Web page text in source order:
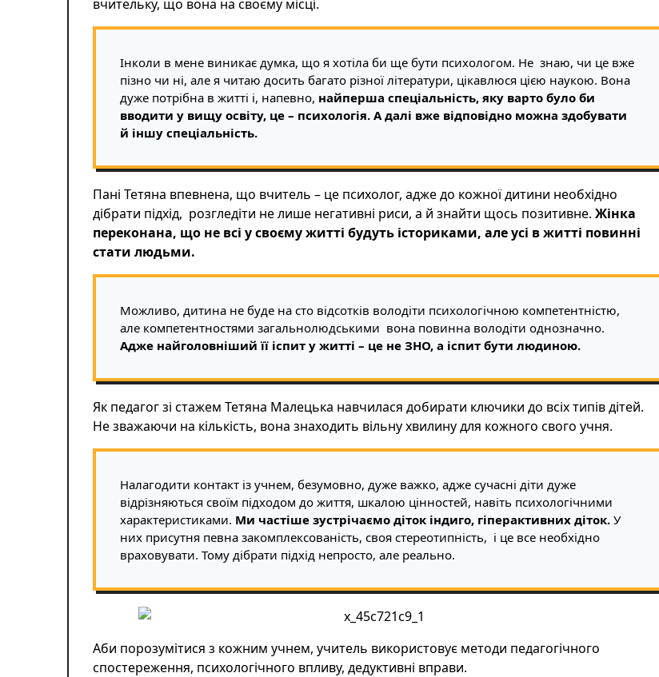
вчительку, що вона на своєму місці.
Інколи в мене виникає думка, що я хотіла би ще бути психологом. Не знаю, чи це вже
пізно чи ні, але я читаю досить багато різної літератури, цікавлюся цією наукою. Вона
дуже потрібна в житті і, напевно, найперша спеціальність, яку варто було би
вводити у вищу освіту, це – психологія. А далі вже відповідно можна здобувати
й іншу спеціальність.
Пані Тетяна впевнена, що вчитель – це психолог, адже до кожної дитини необхідно
дібрати підхід, розгледіти не лише негативні риси, а й знайти щось позитивне. Жінка
переконана, що не всі у своєму житті будуть істориками, але усі в житті повинні
стати людьми.
Можливо, дитина не буде на сто відсотків володіти психологічною компетентністю,
але компетентностями загальнолюдськими вона повинна володіти однозначно.
Адже найголовніший її іспит у житті – це не ЗНО, а іспит бути людиною.
Як педагог зі стажем Тетяна Малецька навчилася добирати ключики до всіх типів дітей.
Не зважаючи на кількість, вона знаходить вільну хвилину для кожного свого учня.
Налагодити контакт із учнем, безумовно, дуже важко, адже сучасні діти дуже
відрізняються своїм підходом до життя, шкалою цінностей, навіть психологічними
характеристиками. Ми частіше зустрічаємо діток індиго, гіперактивних діток. У
них присутня певна закомплексованість, своя стереотипність, і це все необхідно
враховувати. Тому дібрати підхід непросто, але реально.
Аби порозумітися з кожним учнем, учитель використовує методи педагогічного
спостереження, психологічного впливу, дедуктивні вправи.